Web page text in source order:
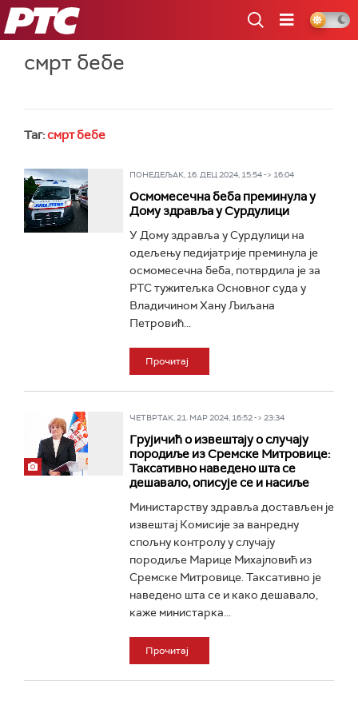
РТС
смрт бебе
Таг:смрт бебе
ПОНЕДЕЉАК, 16. ДЕЦ 2024, 15:54 -> 16:04
Осмомесечна беба преминула у
Дому здравља у Сурдулици
У Дому здравља у Сурдулици на
одељењу педијатрије преминула је
осмомесечна беба, потврдила је за
РТС тужитељка Основног суда у
Владичином Хану Љиљана
Петровић...
Прочитај
ЧЕТВРТАК, 21. МАР 2024, 16:52 -> 23:34
Грујичић о извештају о случају
породиље из Сремске Митровице:
Таксативно наведено шта се
дешавало, описује се и насиље
Министарству здравља достављен је
извештај Комисије за ванредну
спољну контролу у случају
породиље Марице Михајловић из
Сремске Митровице. Таксативно је
наведено шта се и како дешавало,
каже министарка...
Прочитај